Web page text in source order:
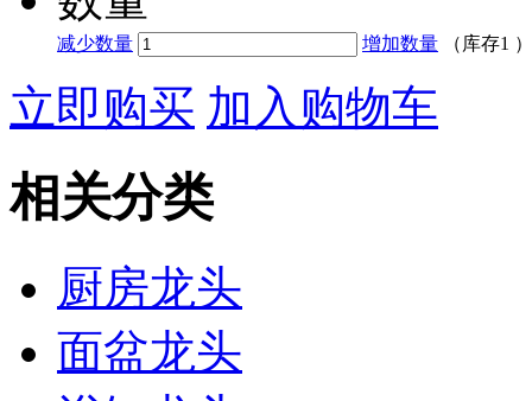
减少数量 增加数量 （库存1 ）
立即购买 加入购物车
相关分类
厨房龙头
面盆龙头